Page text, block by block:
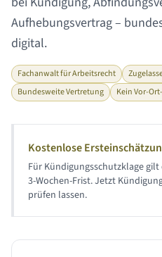
Aufhebungsvertrag –
digital.
Fachanwalt für Arbeitsrecht
Bundesweite Vertretung
Kein Vor-
Kostenlose
Für Kündigungsschutzklage gilt
3-Wochen-Frist. Jetzt
prüfen lassen.